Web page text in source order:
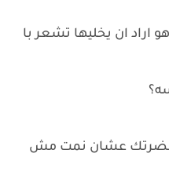
اراد ان يخليها تشعر با
عشان نمت مش